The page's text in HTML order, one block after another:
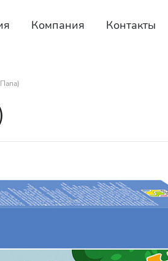
Компания Контакты